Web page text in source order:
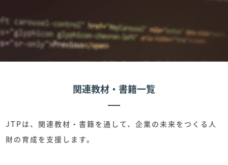
関連教材・書籍一覧
JTPは、関連教材・書籍を通して、企業の未来をつくる人
財の育成を支援します。